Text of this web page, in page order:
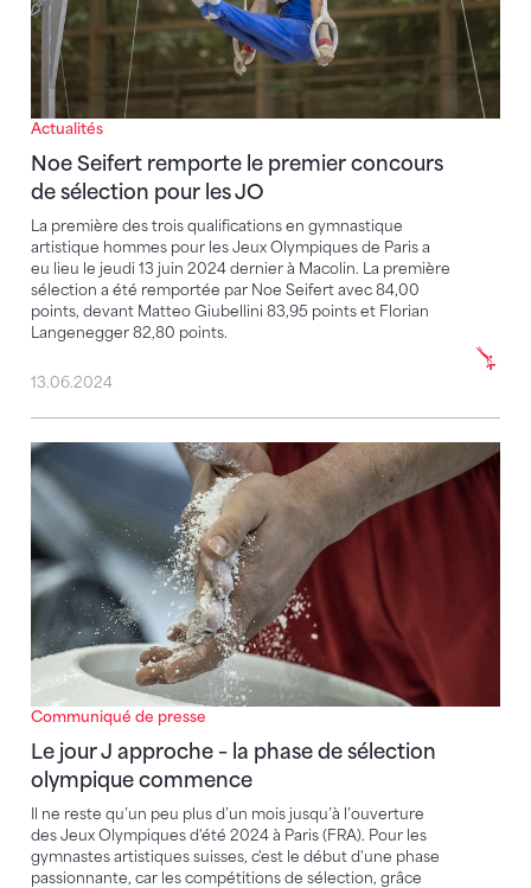
Actualités
Noe Seifert remporte le premier concours
de sélection pour les JO
La première des trois qualifications en gymnastique
artistique hommes pour les Jeux Olympiques de Paris a
eu lieu le jeudi 13 juin 2024 dernier à Macolin. La première
sélection a été remportée par Noe Seifert avec 84,00
points, devant Matteo Giubellini 83,95 points et Florian
Langenegger 82,80 points.
13.06.2024
Communiqué de presse
Le jour J approche – la phase de sélection
olympique commence
Il ne reste qu’un peu plus d’un mois jusqu’à l’ouverture
des Jeux Olympiques d'été 2024 à Paris (FRA). Pour les
gymnastes artistiques suisses, c'est le début d'une phase
passionnante, car les compétitions de sélection, grâce
Le jour J approche – la phase de sélection